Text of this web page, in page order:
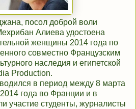
посол доброй воли
Алиева удостоена
женщины 2014 года по
совместно Французским
наследия и египетской
Production.
в период между 8 марта
года во Франции и в
участие студенты, журналисты